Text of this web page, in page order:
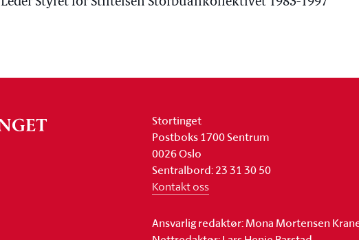
Stortinget
Postboks 1700 Sentrum
0026 Oslo
Sentralbord: 23 31 30 50
Kontakt oss
Ansvarlig redaktør: Mona Mortensen